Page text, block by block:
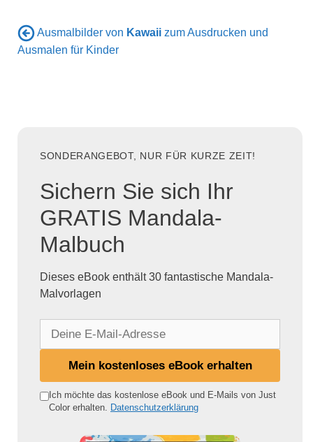
Ausmalbilder von Kawaii zum Ausdrucken und
Ausmalen für Kinder
SONDERANGEBOT, NUR FÜR KURZE ZEIT!
Sichern Sie sich Ihr
GRATIS Mandala-
Malbuch
Dieses eBook enthält 30 fantastische Mandala-
Malvorlagen
e
Mein kostenloses eBook erhalten
Ich möchte das kostenlose eBook und E-Mails von Just
Color erhalten. Datenschutzerklärung